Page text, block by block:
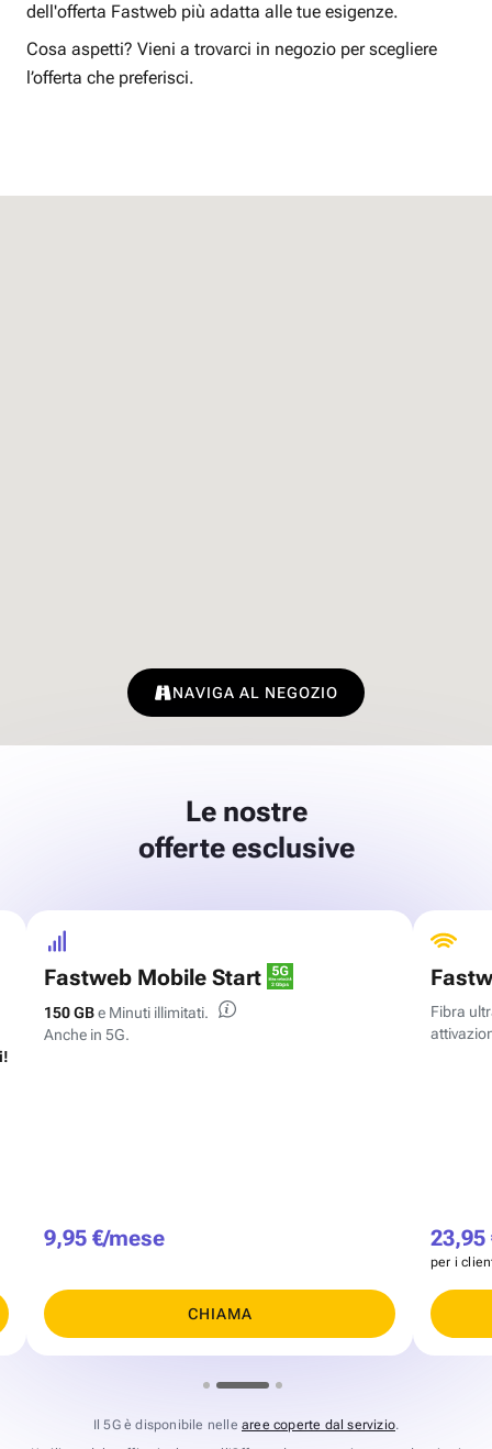
dell'offerta Fastweb più adatta alle tue esigenze.
Cosa aspetti? Vieni a trovarci in negozio per scegliere
l’offerta che preferisci.
NAVIGA AL NEGOZIO
Le nostre
offerte esclusive
Fastweb Mobile Start
150 GBe Minuti illimitati.
Anche in 5G.
9,95 €/mese
CHIAMA
Fibra
23,95
per i
Il 5G è disponibile nelle aree coperte dal servizio.